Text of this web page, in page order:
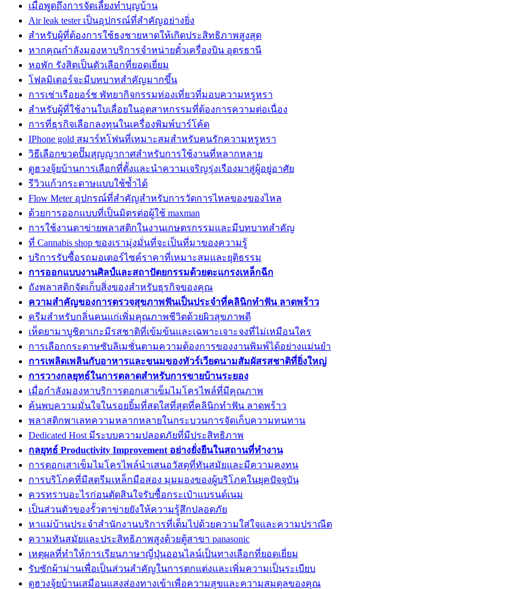
เมื่อพูดถึงการจัดเลี้ยงทำบุญบ้าน
Air leak tester เป็นอุปกรณ์ที่สำคัญอย่างยิ่ง
สำหรับผู้ที่ต้องการใช้ธงชายหาดให้เกิดประสิทธิภาพสูงสุด
หากคุณกำลังมองหาบริการจำหน่ายตั๋วเครื่องบิน อุดรธานี
หอพัก รังสิตเป็นตัวเลือกที่ยอดเยี่ยม
โฟลมิเตอร์จะมีบทบาทสำคัญมากขึ้น
การเช่าเรือยอร์ช พัทยากิจกรรมท่องเที่ยวที่มอบความหรูหรา
สำหรับผู้ที่ใช้งานใบเลื่อยในอุตสาหกรรมที่ต้องการความต่อเนื่อง
การที่ธุรกิจเลือกลงทุนในเครื่องพิมพ์บาร์โค้ด
IPhone gold สมาร์ทโฟนที่เหมาะสมสำหรับคนรักความหรูหรา
วิธีเลือกขวดปั๊มสุญญากาศสำหรับการใช้งานที่หลากหลาย
ดูฮวงจุ้ยบ้านการเลือกที่ตั้งและนำความเจริญรุ่งเรืองมาสู่ผู้อยู่อาศัย
รีวิวแก้วกระดาษแบบใช้ซ้ำได้
Flow Meter อุปกรณ์ที่สำคัญสำหรับการวัดการไหลของของไหล
ด้วยการออกแบบที่เป็นมิตรต่อผู้ใช้ maxman
การใช้งานตาข่ายพลาสติกในงานเกษตรกรรมและมีบทบาทสำคัญ
ที่ Cannabis shop ของเรามุ่งมั่นที่จะเป็นที่มาของความรู้
บริการรับซื้อรถมอเตอร์ไซค์ราคาที่เหมาะสมและยุติธรรม
การออกแบบงานศิลป์และสถาปัตยกรรมด้วยตะแกรงเหล็กฉีก
ถังพลาสติกจัดเก็บสิ่งของสำหรับธุรกิจของคุณ
ความสำคัญของการตรวจสุขภาพฟันเป็นประจำที่คลินิกทำฟัน ลาดพร้าว
ครีมสำหรับกลิ่นคนแก่เพิ่มคุณภาพชีวิตด้วยผิวสุขภาพดี
เห็ดยามาบูชิตาเกะมีรสชาติที่เข้มข้นและเฉพาะเจาะจงที่ไม่เหมือนใคร
การเลือกกระดาษซับลิเมชั่นตามความต้องการของงานพิมพ์ได้อย่างแม่นยำ
การเพลิดเพลินกับอาหารและขนมของทัวร์เวียดนามสัมผัสรสชาติที่ยิ่งใหญ่
การวางกลยุทธ์ในการตลาดสำหรับการขายบ้านระยอง
เมื่อกำลังมองหาบริการตอกเสาเข็มไมโครไพล์ที่มีคุณภาพ
ค้นพบความมั่นใจในรอยยิ้มที่สดใสที่สุดที่คลินิกทำฟัน ลาดพร้าว
พลาสติกพาเลทความหลากหลายในกระบวนการจัดเก็บความทนทาน
Dedicated Host มีระบบความปลอดภัยที่มีประสิทธิภาพ
กลยุทธ์ Productivity Improvement อย่างยั่งยืนในสถานที่ทำงาน
การตอกเสาเข็มไมโครไพล์นำเสนอวัสดุที่ทันสมัยและมีความคงทน
การบริโภคที่มีสตรีมเหล็กมือสอง มุมมองของผู้บริโภคในยุคปัจจุบัน
ควรทราบอะไรก่อนตัดสินใจรับซื้อกระเป๋าแบรนด์เนม
เป็นส่วนตัวของรั้วตาข่ายยังให้ความรู้สึกปลอดภัย
หาแม่บ้านประจำสำนักงานบริการที่เต็มไปด้วยความใส่ใจและความปราณีต
ความทันสมัยและประสิทธิภาพสูงด้วยตู้สาขา panasonic
เหตุผลที่ทำให้การเรียนภาษาญี่ปุ่นออนไลน์เป็นทางเลือกที่ยอดเยี่ยม
รับซักผ้าม่านเพื่อเป็นส่วนสำคัญในการตกแต่งและเพิ่มความเป็นระเบียบ
ดูฮวงจุ้ยบ้านเสมือนแสงส่องทางเข้าเพื่อความสุขและความสมดุลของคุณ